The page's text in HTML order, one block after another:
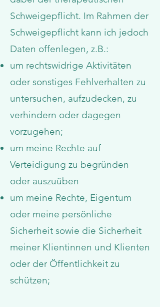
Schweigepflicht. Im Rahmen der
Schweigepflicht kann ich jedoch
Daten offenlegen, z.B.:
um rechtswidrige Aktivitäten
oder sonstiges Fehlverhalten zu
untersuchen, aufzudecken, zu
verhindern oder dagegen
vorzugehen;
um meine Rechte auf
Verteidigung zu begründen
oder auszuüben
um meine Rechte, Eigentum
oder meine persönliche
Sicherheit sowie die Sicherheit
meiner Klientinnen und Klienten
oder der Öffentlichkeit zu
schützen;